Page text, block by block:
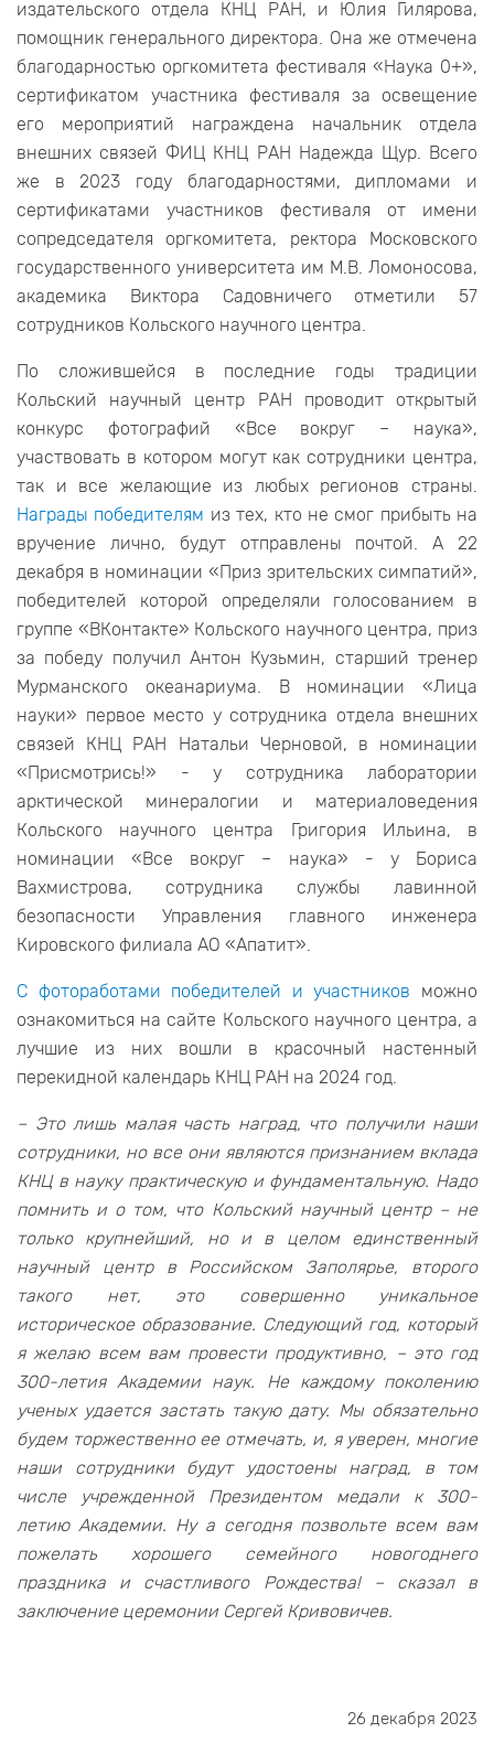
издательского отдела КНЦ РАН, и Юлия Гилярова,
помощник генерального директора. Она же отмечена
благодарностью оргкомитета фестиваля «Наука 0+»,
сертификатом участника фестиваля за освещение
его мероприятий награждена начальник отдела
внешних связей ФИЦ КНЦ РАН Надежда Щур. Всего
же в 2023 году благодарностями, дипломами и
сертификатами участников фестиваля от имени
сопредседателя оргкомитета, ректора Московского
государственного университета им М.В. Ломоносова,
академика Виктора Садовничего отметили 57
сотрудников Кольского научного центра.
По сложившейся в последние годы традиции
Кольский научный центр РАН проводит открытый
конкурс фотографий «Все вокруг – наука»,
участвовать в котором могут как сотрудники центра,
так и все желающие из любых регионов страны.
Награды победителям из тех, кто не смог прибыть на
вручение лично, будут отправлены почтой. А 22
декабря в номинации «Приз зрительских симпатий»,
победителей которой определяли голосованием в
группе «ВКонтакте» Кольского научного центра, приз
за победу получил Антон Кузьмин, старший тренер
Мурманского океанариума. В номинации «Лица
науки» первое место у сотрудника отдела внешних
связей КНЦ РАН Натальи Черновой, в номинации
«Присмотрись!» - у сотрудника лаборатории
арктической минералогии и материаловедения
Кольского научного центра Григория Ильина, в
номинации «Все вокруг – наука» - у Бориса
Вахмистрова, сотрудника службы лавинной
безопасности Управления главного инженера
Кировского филиала АО «Апатит».
С фотоработами победителей и участников можно
ознакомиться на сайте Кольского научного центра, а
лучшие из них вошли в красочный настенный
перекидной календарь КНЦ РАН на 2024 год.
– Это лишь малая часть наград, что получили наши
сотрудники, но все они являются признанием вклада
КНЦ в науку практическую и фундаментальную. Надо
помнить и о том, что Кольский научный центр – не
только крупнейший, но и в целом единственный
научный центр в Российском Заполярье, второго
такого нет, это совершенно уникальное
историческое образование. Следующий год, который
я желаю всем вам провести продуктивно, – это год
300-летия Академии наук. Не каждому поколению
ученых удается застать такую дату. Мы обязательно
будем торжественно ее отмечать, и, я уверен, многие
наши сотрудники будут удостоены наград, в том
числе учрежденной Президентом медали к 300-
летию Академии. Ну а сегодня позвольте всем вам
пожелать хорошего семейного новогоднего
праздника и счастливого Рождества! – сказал в
заключение церемонии Сергей Кривовичев.
26 декабря 2023